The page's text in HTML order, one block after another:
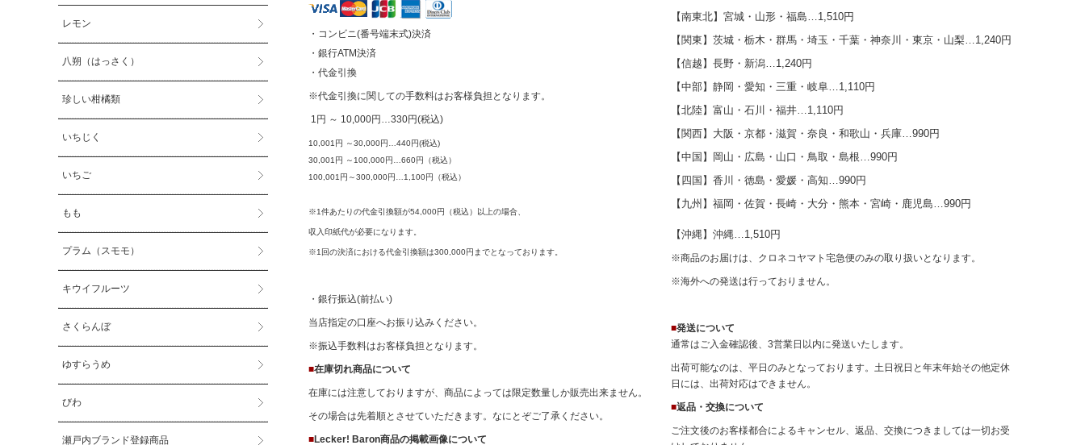
・コンビニ(番号端末式)決済
・銀行ATM決済
・代金引換
※代金引換に関しての手数料はお客様負担となります。
1円 ～ 10,000円…330円(税込)
10,001円 ～30,000円…440円(税込)
30,001円 ～100,000円…660円（税込）
100,001円～300,000円…1,100円（税込）
※1件あたりの代金引換額が54,000円（税込）以上の場合、
収入印紙代が必要になります。
※1回の決済における代金引換額は300,000円までとなっております。
・銀行振込(前払い)
当店指定の口座へお振り込みください。
※振込手数料はお客様負担となります。
■在庫切れ商品について
在庫には注意しておりますが、商品によっては限定数量しか販売出来ません。
その場合は先着順とさせていただきます。なにとぞご了承ください。
■Lecker! Baron商品の掲載画像について
【南東北】宮城・山形・福島…1,510円
【関東】茨城・栃木・群馬・埼玉・千葉・神奈川・東京・山梨…1,240円
【信越】長野・新潟…1,240円
【中部】静岡・愛知・三重・岐阜…1,110円
【北陸】富山・石川・福井…1,110円
【関西】大阪・京都・滋賀・奈良・和歌山・兵庫…990円
【中国】岡山・広島・山口・鳥取・島根…990円
【四国】香川・徳島・愛媛・高知…990円
【九州】福岡・佐賀・長崎・大分・熊本・宮崎・鹿児島…990円
【沖縄】沖縄…1,510円
※商品のお届けは、クロネコヤマト宅急便のみの取り扱いとなります。
※海外への発送は行っておりません。
■発送について
通常はご入金確認後、3営業日以内に発送いたします。
出荷可能なのは、平日のみとなっております。土日祝日と年末年始その他定休
日には、出荷対応はできません。
■返品・交換について
ご注文後のお客様都合によるキャンセル、返品、交換につきましては一切お受
レモン
八朔（はっさく）
珍しい柑橘類
いちじく
いちご
もも
プラム（スモモ）
キウイフルーツ
さくらんぼ
ゆすらうめ
びわ
瀬戸内ブランド登録商品